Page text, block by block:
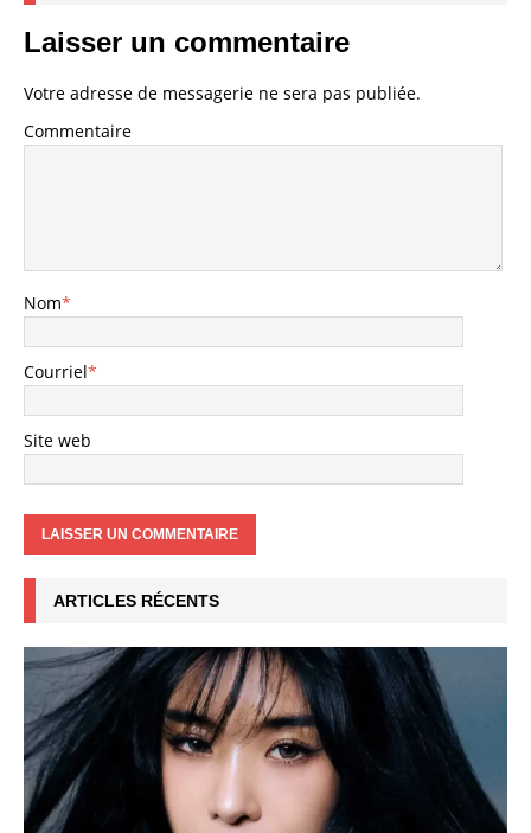
Laisser un commentaire
Votre adresse de messagerie ne sera pas publiée.
Commentaire
Nom*
Courriel*
Site web
ARTICLES RÉCENTS